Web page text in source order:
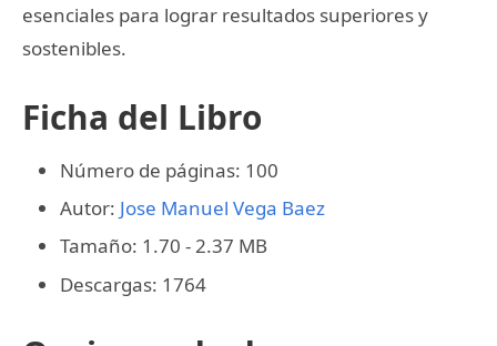
esenciales para lograr resultados superiores y
sostenibles.
Ficha del Libro
Número de páginas: 100
Autor: Jose Manuel Vega Baez
Tamaño: 1.70 - 2.37 MB
Descargas: 1764